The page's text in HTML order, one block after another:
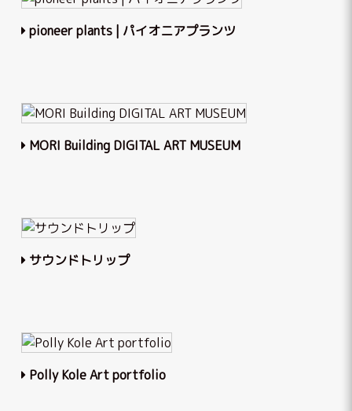
pioneer plants | パイオニアプランツ
MORI Building DIGITAL ART MUSEUM
サウンドトリップ
Polly Kole Art portfolio